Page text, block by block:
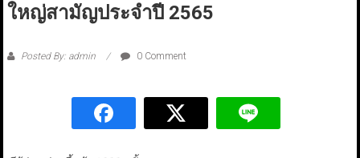
ใหญ่สามัญประจำปี 2565
Posted By: admin 0 Comment